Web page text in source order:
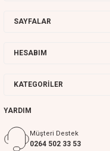
SAYFALAR
HESABIM
KATEGORİLER
YARDIM
Müşteri Destek
0264 502 33 53